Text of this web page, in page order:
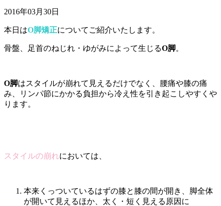
2016年03月30日
本日はO脚矯正についてご紹介いたします。
骨盤、足首のねじれ・ゆがみによって生じるO脚。
O脚はスタイルが崩れて見えるだけでなく、腰痛や膝の痛
み、リンパ節にかかる負担から冷え性を引き起こしやすくや
ります。
スタイルの崩れにおいては、
本来くっついているはずの膝と膝の間が開き、脚全体
が開いて見えるほか、太く・短く見える原因に